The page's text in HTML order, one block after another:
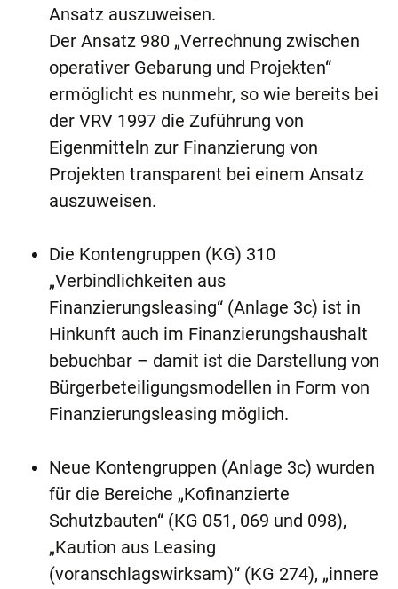
Ansatz auszuweisen.
Der Ansatz 980 „Verrechnung zwischen
operativer Gebarung und Projekten“
ermöglicht es nunmehr, so wie bereits bei
der VRV 1997 die Zuführung von
Eigenmitteln zur Finanzierung von
Projekten transparent bei einem Ansatz
auszuweisen.
Die Kontengruppen (KG) 310
„Verbindlichkeiten aus
Finanzierungsleasing“ (Anlage 3c) ist in
Hinkunft auch im Finanzierungshaushalt
bebuchbar – damit ist die Darstellung von
Bürgerbeteiligungsmodellen in Form von
Finanzierungsleasing möglich.
Neue Kontengruppen (Anlage 3c) wurden
für die Bereiche „Kofinanzierte
Schutzbauten“ (KG 051, 069 und 098),
„Kaution aus Leasing
(voranschlagswirksam)“ (KG 274), „innere